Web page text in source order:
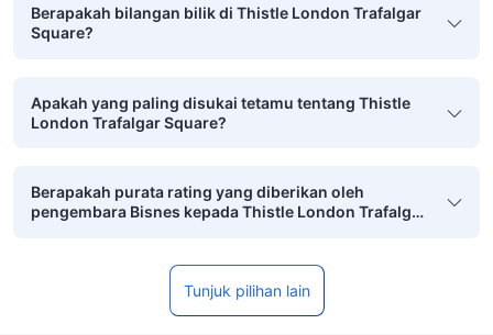
Berapakah bilangan bilik di Thistle London Trafalgar
Square?
Apakah yang paling disukai tetamu tentang Thistle
London Trafalgar Square?
Berapakah purata rating yang diberikan oleh
pengembara Bisnes kepada Thistle London Trafalgar
Tunjuk pilihan lain